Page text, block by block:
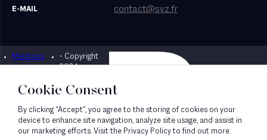
E-MAIL contact@svz.fr
Mentions
légales
- Copyright
2024
Designed by Bonhomme
Cookie Consent
By clicking “Accept”, you agree to the storing of cookies on your
device to enhance site navigation, analyze site usage, and assist in
our marketing efforts. Visit the Privacy Policy to find out more.